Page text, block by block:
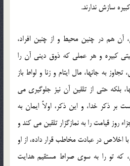
سازش ندارند.
آن هم در چنین محیط و از چنین افراد،
كبیره و هر عملی كه ذوق دینی آن را
به جانها، مال ایتام و زنا و لواط باز
بلكه حتی از تلقین آن نیز جلوگیری می
بر ذكر خدا، و این ذكر، اولاً ایمان به
روز قیامت را به نمازگزار تلقین می كند و
اخلاص در عبادت مخاطب قرار داده، از او
كه تو را به سوی صراط مستقیم هدایت